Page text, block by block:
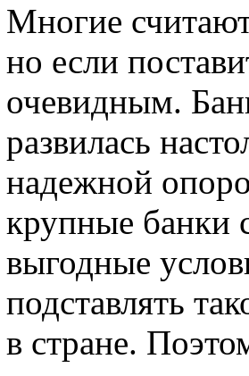
Многие
но если
очевидным.
развилась
надежной
крупные банки
выгодные
подставлять
в стране.